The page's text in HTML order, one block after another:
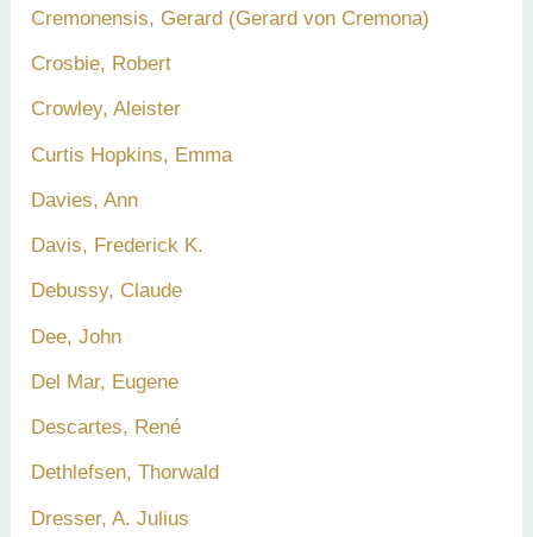
Cremonensis, Gerard (Gerard von Cremona)
Crosbie, Robert
Crowley, Aleister
Curtis Hopkins, Emma
Davies, Ann
Davis, Frederick K.
Debussy, Claude
Dee, John
Del Mar, Eugene
Descartes, René
Dethlefsen, Thorwald
Dresser, A. Julius